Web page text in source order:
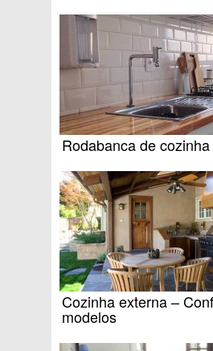
Rodabanca de
Cozinha externa –
modelos